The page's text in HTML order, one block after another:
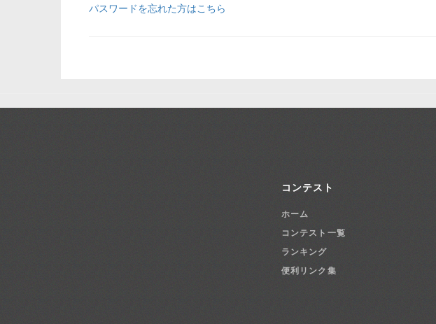
パスワードを忘れた方はこちら
コンテスト
ホーム
コンテスト一覧
ランキング
便利リンク集